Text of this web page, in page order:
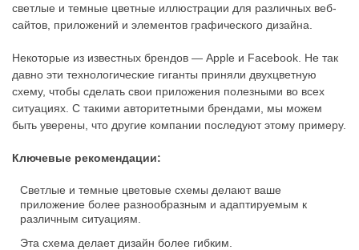
светлые и темные цветные иллюстрации для различных веб-
сайтов, приложений и элементов графического дизайна.
Некоторые из известных брендов — Apple и Facebook. Не так
давно эти технологические гиганты приняли двухцветную
схему, чтобы сделать свои приложения полезными во всех
ситуациях. С такими авторитетными брендами, мы можем
быть уверены, что другие компании последуют этому примеру.
Ключевые рекомендации:
Светлые и темные цветовые схемы делают ваше
приложение более разнообразным и адаптируемым к
различным ситуациям.
Эта схема делает дизайн более гибким.